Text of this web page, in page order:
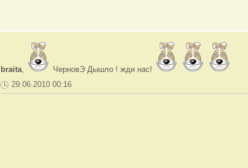
braita,
ЧерновЭ Дышло ! жди нас!
29.06.2010 00:16